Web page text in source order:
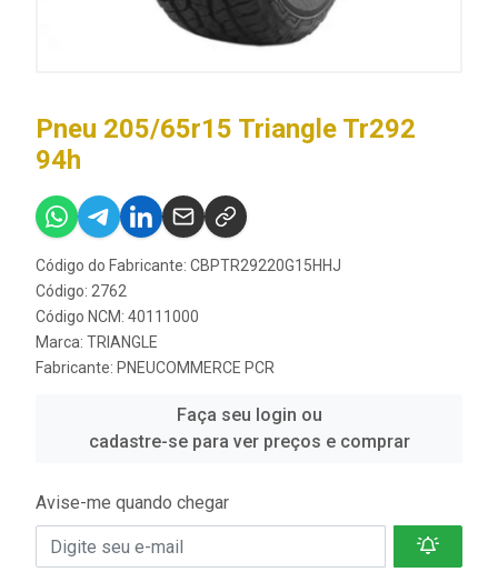
Pneu 205/65r15 Triangle Tr292
94h
Código do Fabricante: CBPTR29220G15HHJ
Código: 2762
Código NCM: 40111000
Marca: TRIANGLE
Fabricante: PNEUCOMMERCE PCR
Faça seu login ou
cadastre-se para ver preços e comprar
Avise-me quando chegar